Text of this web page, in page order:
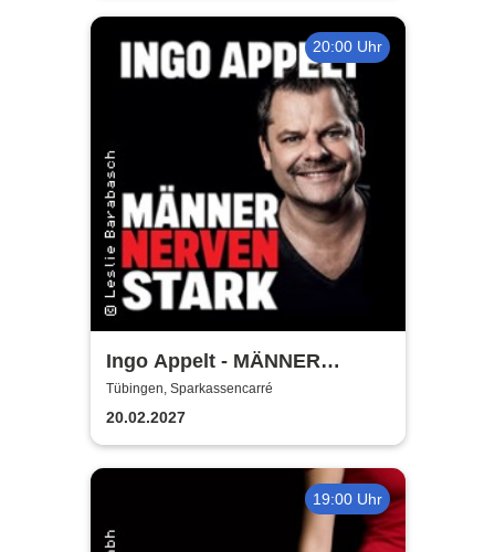
20:00 Uhr
Ingo Appelt - MÄNNER
NERVEN STARK
Tübingen, Sparkassencarré
20.02.2027
19:00 Uhr